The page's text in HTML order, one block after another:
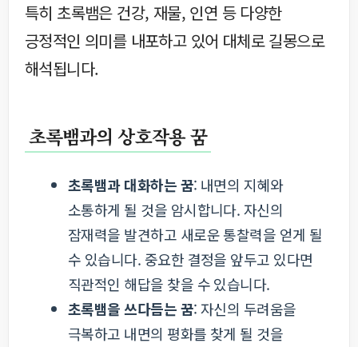
특히 초록뱀은 건강, 재물, 인연 등 다양한
긍정적인 의미를 내포하고 있어 대체로 길몽으로
해석됩니다.
초록뱀과의 상호작용 꿈
초록뱀과 대화하는 꿈: 내면의 지혜와
소통하게 될 것을 암시합니다. 자신의
잠재력을 발견하고 새로운 통찰력을 얻게 될
수 있습니다. 중요한 결정을 앞두고 있다면
직관적인 해답을 찾을 수 있습니다.
초록뱀을 쓰다듬는 꿈: 자신의 두려움을
극복하고 내면의 평화를 찾게 될 것을